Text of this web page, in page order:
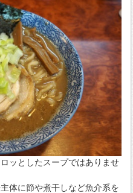
ッとしたスープではありませ
体に節や煮干しなど魚介系を